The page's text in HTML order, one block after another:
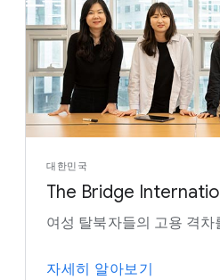
대한민국
The Bridge
여성 탈북자들의 고용 격차
자세히 알아보기